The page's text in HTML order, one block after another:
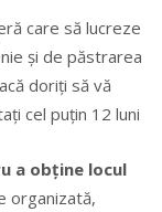
care să lucreze
și de păstrarea
doriți să vă
cel puțin 12 luni
a obține locul
organizată,